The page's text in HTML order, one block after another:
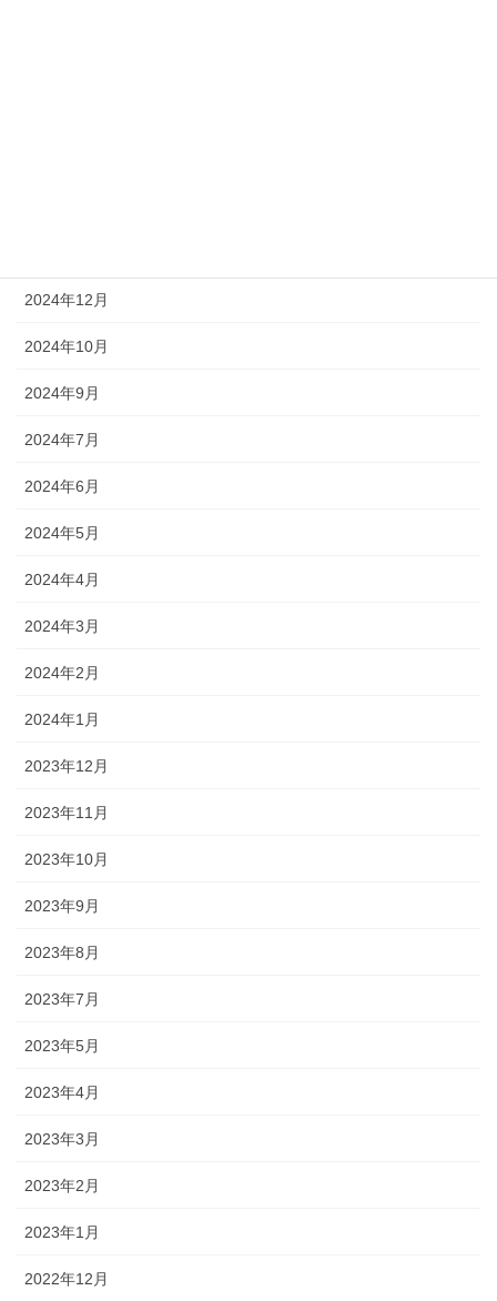
2024年12月
2024年10月
2024年9月
2024年7月
2024年6月
2024年5月
2024年4月
2024年3月
2024年2月
2024年1月
2023年12月
2023年11月
2023年10月
2023年9月
2023年8月
2023年7月
2023年5月
2023年4月
2023年3月
2023年2月
2023年1月
2022年12月